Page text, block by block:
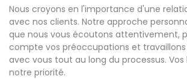
Nous croyons en l'importance d'une
avec nos clients. Notre approche
que nous vous écoutons attentivement,
compte vos préoccupations et
avec vous tout au long du processus. Vos
notre priorité.